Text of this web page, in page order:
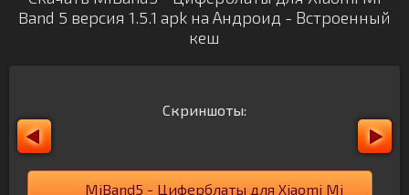
Band 5 версия 1.5.1 apk на Андроид - Встроенный
кеш
Скриншоты:
MiBand5 - Циферблаты для Xiaomi Mi